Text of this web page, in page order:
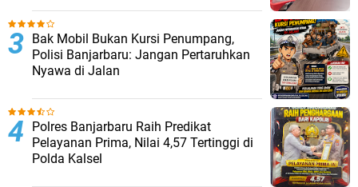
Bak Mobil Bukan Kursi Penumpang,
Polisi Banjarbaru: Jangan Pertaruhkan
Nyawa di Jalan
Polres Banjarbaru Raih Predikat
Pelayanan Prima, Nilai 4,57 Tertinggi di
Polda Kalsel